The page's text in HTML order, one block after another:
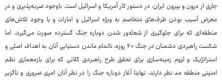
جاری از درون و بیرون ایران، در دستور کار آمریکا و اسرائیل است. باوجود ضربه‌پذیری و در
معرض آسیب بودن طرف‌های متخاصم به ویژه اسرائیل و امارات و با وجود تلاش‌های
منطقه‌ای که برای جلوگیری از شعله‌ور شدن دوباره جنگ گسترده صورت می‌گیرد، اما
شکست راهبردی دشمنان در جنگ ۴۰ روزه، ناتمام ماندن دستیابی آنان به اهداف اصلی و
استراتژیک و لزوم زمینه‌سازی برای تحقق طرح راهبردی کلانی که برای بازمعماری نظم
امنیتی منطقه مد نظر دارند، نهایتا آغاز دوباره جنگ را در نظر آنان امری ضروری و ناگزیر